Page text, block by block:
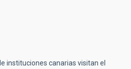
instituciones canarias visitan el